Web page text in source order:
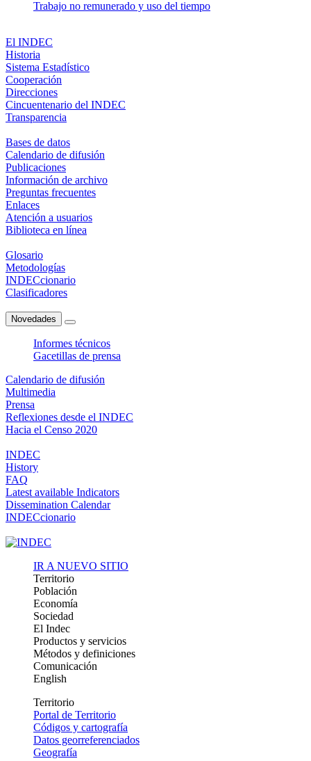
Trabajo no remunerado y uso del tiempo
El INDEC
Historia
Sistema Estadístico
Cooperación
Direcciones
Cincuentenario del INDEC
Transparencia
Bases de datos
Calendario de difusión
Publicaciones
Información de archivo
Preguntas frecuentes
Enlaces
Atención a usuarios
Biblioteca en línea
Glosario
Metodologías
INDECcionario
Clasificadores
Novedades
Informes técnicos
Gacetillas de prensa
Calendario de difusión
Multimedia
Prensa
Reflexiones desde el INDEC
Hacia el Censo 2020
INDEC
History
FAQ
Latest available Indicators
Dissemination Calendar
INDECcionario
IR A NUEVO SITIO
Territorio
Población
Economía
Sociedad
El Indec
Productos y servicios
Métodos y definiciones
Comunicación
English
Territorio
Portal de Territorio
Códigos y cartografía
Datos georreferenciados
Geografía